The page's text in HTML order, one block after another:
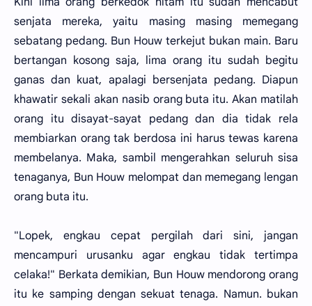
senjata mereka, yaitu masing masing memegang
sebatang pedang. Bun Houw terkejut bukan main. Baru
bertangan kosong saja, lima orang itu sudah begitu
ganas dan kuat, apalagi bersenjata pedang. Diapun
khawatir sekali akan nasib orang buta itu. Akan matilah
orang itu disayat-sayat pedang dan dia tidak rela
membiarkan orang tak berdosa ini harus tewas karena
membelanya. Maka, sambil mengerahkan seluruh sisa
tenaganya, Bun Houw melompat dan memegang lengan
orang buta itu.
"Lopek, engkau cepat pergilah dari sini, jangan
mencampuri urusanku agar engkau tidak tertimpa
celaka!" Berkata demikian, Bun Houw mendorong orang
itu ke samping dengan sekuat tenaga. Namun. bukan